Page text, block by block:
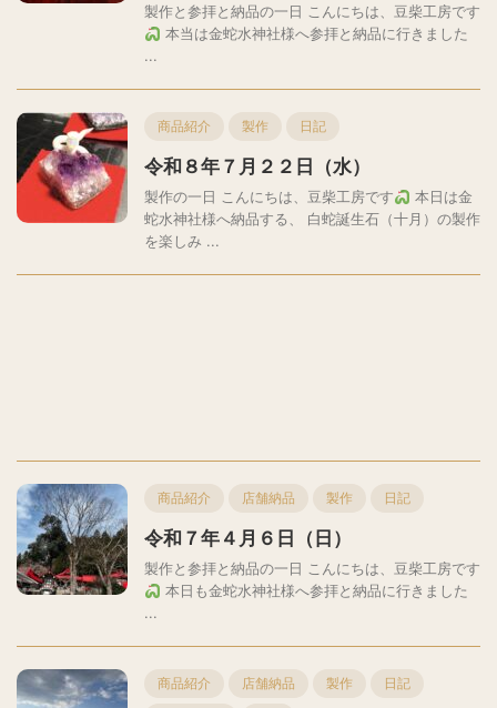
製作と参拝と納品の一日 こんにちは、豆柴工房です
本当は金蛇水神社様へ参拝と納品に行きました
...
商品紹介 製作 日記
令和８年７月２２日（水）
製作の一日 こんにちは、豆柴工房です
本日は金
蛇水神社様へ納品する、 白蛇誕生石（十月）の製作
を楽しみ ...
商品紹介 店舗納品 製作 日記
令和７年４月６日（日）
製作と参拝と納品の一日 こんにちは、豆柴工房です
本日も金蛇水神社様へ参拝と納品に行きました
...
商品紹介 店舗納品 製作 日記